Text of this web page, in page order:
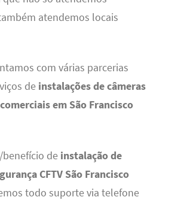
atendemos locais
com várias parcerias
de instalações de câmeras
em São Francisco
de instalação de
CFTV São Francisco
todo suporte via telefone